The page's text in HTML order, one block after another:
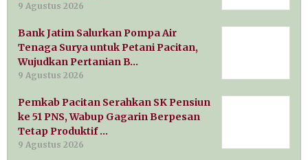
9 Agustus 2026
Bank Jatim Salurkan Pompa Air
Tenaga Surya untuk Petani Pacitan,
Wujudkan Pertanian B…
9 Agustus 2026
Pemkab Pacitan Serahkan SK Pensiun
ke 51 PNS, Wabup Gagarin Berpesan
Tetap Produktif …
9 Agustus 2026